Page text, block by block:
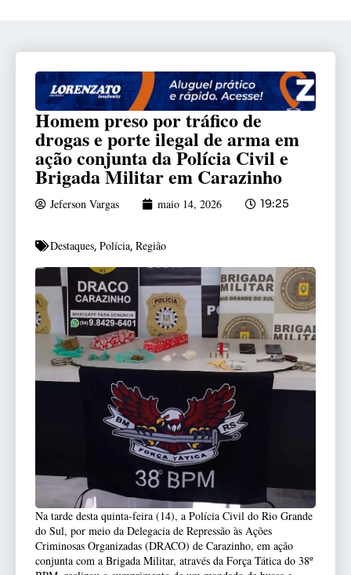
Homem preso por tráfico de
drogas e porte ilegal de arma em
ação conjunta da Polícia Civil e
Brigada Militar em Carazinho
Jeferson Vargas maio 14, 2026 19:25
Destaques, Polícia, Região
Na tarde desta quinta-feira (14), a Polícia Civil do Rio Grande
do Sul, por meio da Delegacia de Repressão às Ações
Criminosas Organizadas (DRACO) de Carazinho, em ação
conjunta com a Brigada Militar, através da Força Tática do 38º